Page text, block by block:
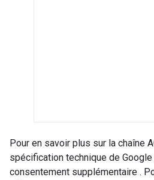
Pour en savoir plus sur la chaîne
spécification technique de
consentement supplémentaire .